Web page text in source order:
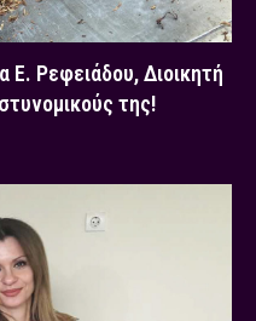
Ε. Ρεφειάδου, Διοικητή
της!